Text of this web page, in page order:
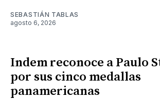
SEBASTIÁN TABLAS
agosto 6, 2026
Indem reconoce a Paulo
por sus cinco medallas
panamericanas